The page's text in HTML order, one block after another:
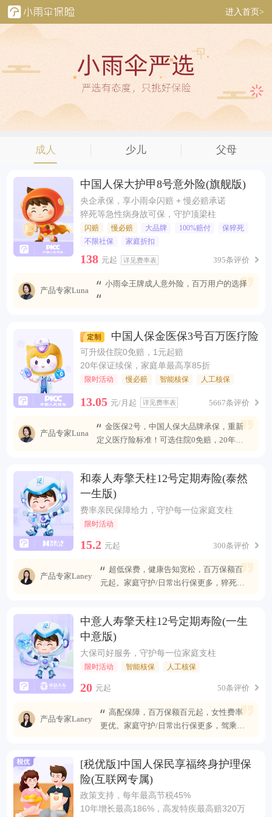
进入首页>
成人 少儿 父母
中国人保大护甲8号意外险(旗舰版)
央企承保，享小雨伞闪赔 + 慢必赔承诺
猝死等急性病身故可保，守护顶梁柱
闪赔 慢必赔 大品牌 100%赔付
保猝死
不限社保
家庭折扣
138 元起 详见费率表 395条评价
产品专家Luna
小雨伞王牌成人意外险，百万用户的选择
中国人保金医保3号百万医疗险
可升级住院0免赔，1元起赔
20年保证续保，家庭单最高享85折
限时活动 慢必赔 智能核保 人工核保
13.05 元/月起 详见费率表 5667条评价
产品专家Luna
金医保2号，中国人保大品牌承保，重新
定义医疗险标准！可选住院0免赔，20年安
和泰人寿擎天柱12号定期寿险(泰然
一生版)
费率亲民保障给力，守护每一位家庭支柱
限时活动
15.2 元起 300条评价
产品专家Laney
超低保费，健康告知宽松，百万保额百
元起。家庭守护/日常出行保更多，猝死可
中意人寿擎天柱12号定期寿险(一生
中意版)
大保司好服务，守护每一位家庭支柱
限时活动 智能核保 人工核保
20 元起 50条评价
产品专家Laney
高配保障，百万保额百元起，女性费率
更优。家庭守护/日常出行保更多，驾乘自
[税优版]中国人保民享福终身护理保
险(互联网专属)
政策支持，每年最高节税45%
10年增长最高186%，高发特疾最高赔320万